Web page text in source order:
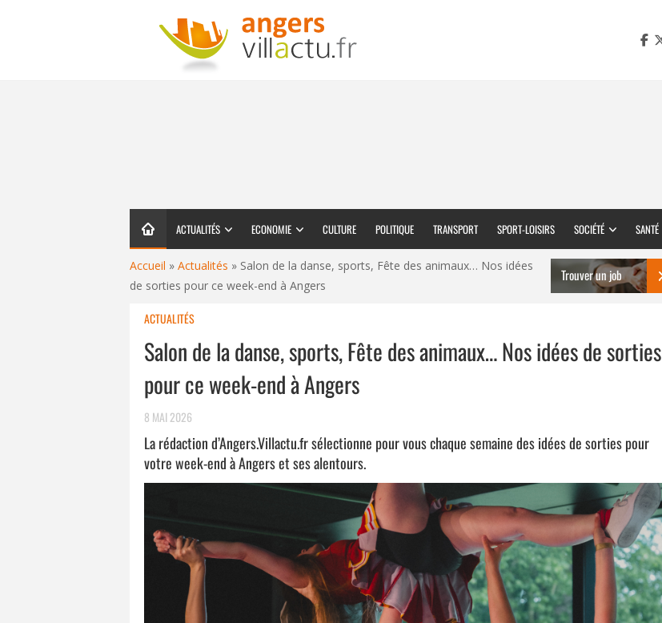
ACTUALITÉS ECONOMIE CULTURE POLITIQUE TRANSPORT SPORT-LOISIRS SOCIÉTÉ SANTÉ
Accueil » Actualités » Salon de la danse, sports, Fête des animaux… Nos idées
de sorties pour ce week-end à Angers
Trouver un job
ACTUALITÉS
Salon de la danse, sports, Fête des animaux… Nos idées de sorties
pour ce week-end à Angers
8 MAI 2026
La rédaction d’Angers.Villactu.fr sélectionne pour vous chaque semaine des idées de sorties pour
votre week-end à Angers et ses alentours.